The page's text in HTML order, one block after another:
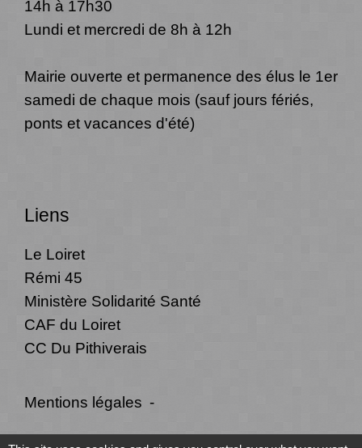
14h à 17h30
Lundi et mercredi de 8h à 12h
Mairie ouverte et permanence des élus le 1er
samedi de chaque mois (sauf jours fériés,
ponts et vacances d'été)
Liens
Le Loiret
Rémi 45
Ministère Solidarité Santé
CAF du Loiret
CC Du Pithiverais
Mentions légales -
Politique de confidentialité - Accessibilité -